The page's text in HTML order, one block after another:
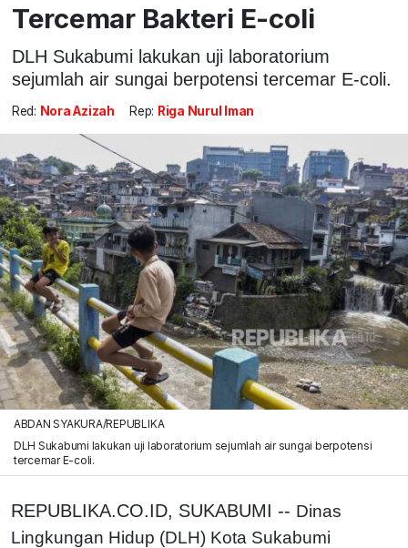
Tercemar Bakteri E-coli
DLH Sukabumi lakukan uji laboratorium
sejumlah air sungai berpotensi tercemar E-coli.
Red: Nora Azizah Rep: Riga Nurul Iman
ABDAN SYAKURA/REPUBLIKA
DLH Sukabumi lakukan uji laboratorium sejumlah air sungai berpotensi
tercemar E-coli.
REPUBLIKA.CO.ID, SUKABUMI -- Dinas
Lingkungan Hidup (DLH) Kota Sukabumi